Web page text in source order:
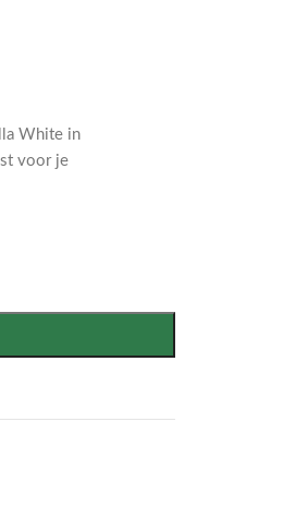
White in
voor je